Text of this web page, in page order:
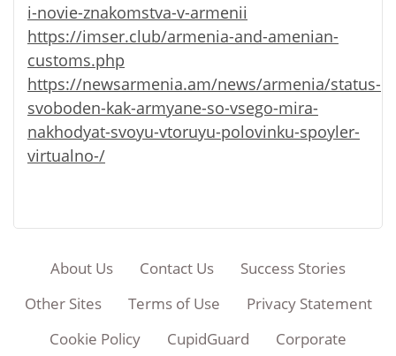
i-novie-znakomstva-v-armenii
https://imser.club/armenia-and-amenian-
customs.php
https://newsarmenia.am/news/armenia/status-
svoboden-kak-armyane-so-vsego-mira-
nakhodyat-svoyu-vtoruyu-polovinku-spoyler-
virtualno-/
About Us Contact Us
Success Stories
Other Sites
Terms of Use
Privacy Statement
Cookie Policy
CupidGuard Corporate